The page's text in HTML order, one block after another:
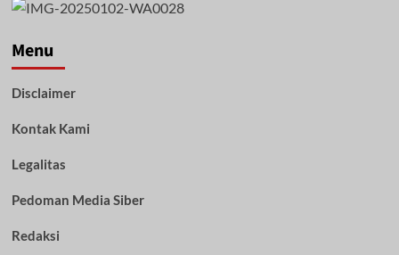
Pemuda
Pendaftaran
Festival
Gema
Menu
Disclaimer
Kontak Kami
Legalitas
Pedoman Media Siber
Redaksi